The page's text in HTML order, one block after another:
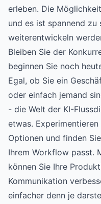
erleben. Die
und es ist spannend zu
weiterentwickeln
Bleiben Sie der
beginnen Sie noch
Egal, ob Sie ein
oder einfach jemand
- die Welt der KI-
etwas.
Optionen und finden
Ihrem Workflow passt.
können Sie Ihre
Kommunikation
einfacher denn je